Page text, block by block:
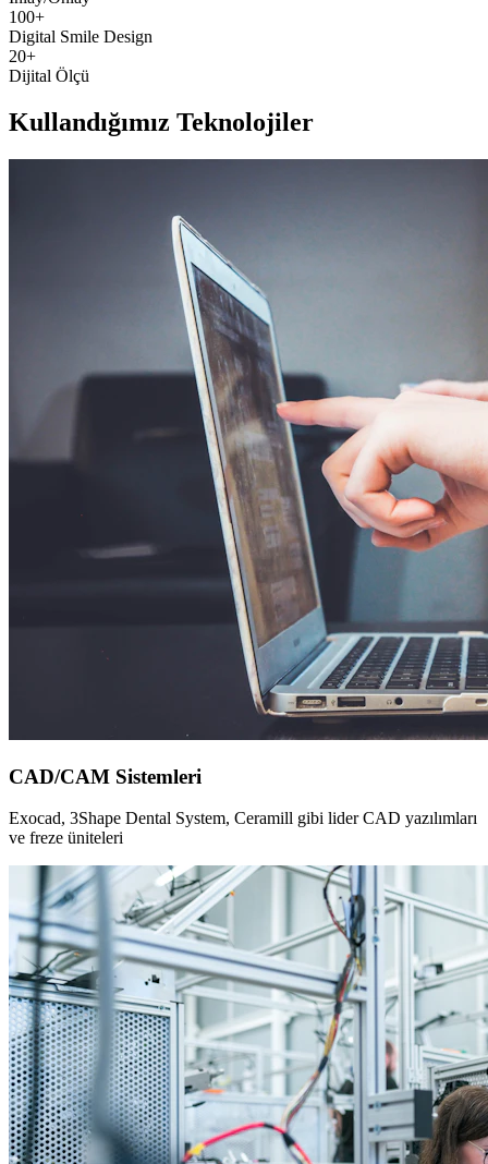
100+
Digital Smile Design
20+
Dijital Ölçü
Kullandığımız Teknolojiler
CAD/CAM Sistemleri
Exocad, 3Shape Dental System, Ceramill gibi lider CAD yazılımları
ve freze üniteleri